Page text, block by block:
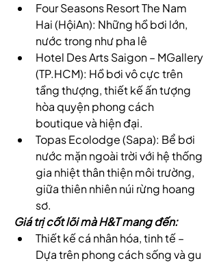
Four Seasons Resort The Nam
Hai (HộiAn): Những hồ bơi lớn,
nước trong như pha lê
Hotel Des Arts Saigon – MGallery
(TP.HCM): Hồ bơi vô cực trên
tầng thượng, thiết kế ấn tượng
hòa quyện phong cách
boutique và hiện đại.
Topas Ecolodge (Sapa): Bể bơi
nước mặn ngoài trời với hệ thống
gia nhiệt thân thiện môi trường,
giữa thiên nhiên núi rừng hoang
sơ.
Giá trị cốt lõi mà H&T mang đến:
Thiết kế cá nhân hóa, tinh tế –
Dựa trên phong cách sống và gu